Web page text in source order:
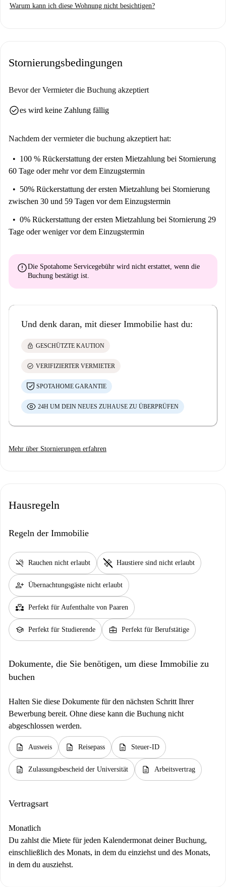
Warum kann ich diese Wohnung nicht besichtigen?
Stornierungsbedingungen
Bevor der Vermieter die Buchung akzeptiert
check_circlees wird keine Zahlung fällig
Nachdem der vermieter die buchung akzeptiert hat:
100 % Rückerstattung der ersten Mietzahlung bei Stornierung
60 Tage oder mehr vor dem Einzugstermin
50% Rückerstattung der ersten Mietzahlung bei Stornierung
zwischen 30 und 59 Tagen vor dem Einzugstermin
0% Rückerstattung der ersten Mietzahlung bei Stornierung 29
Tage oder weniger vor dem Einzugstermin
errorDie Spotahome Servicegebühr wird nicht erstattet , wenn die
Buchung bestätigt ist.
Und denk daran, mit dieser Immobilie hast du:
lock GESCHÜTZTE KAUTION
check_circle VERIFIZIERTER VERMIETER
SPOTAHOME GARANTIE
24H UM DEIN NEUES ZUHAUSE ZU ÜBERPRÜFEN
Mehr über Stornierungen erfahren
Hausregeln
Regeln der Immobilie
smoke_free Rauchen nicht erlaubt pet_supplies Haustiere sind nicht erlaubt
person_add Übernachtungsgäste nicht erlaubt
partner_heart Perfekt für Aufenthalte von Paaren
school Perfekt für Studierende business_center Perfekt für Berufstätige
Dokumente, die Sie benötigen, um diese Immobilie zu
buchen
Halten Sie diese Dokumente für den nächsten Schritt Ihrer
Bewerbung bereit. Ohne diese kann die Buchung nicht
abgeschlossen werden.
description Ausweis description Reisepass description Steuer-ID
description Zulassungsbescheid der Universität description Arbeitsvertrag
Vertragsart
Monatlich
Du zahlst die Miete für jeden Kalendermonat deiner Buchung,
einschließlich des Monats, in dem du einziehst und des Monats,
in dem du ausziehst.